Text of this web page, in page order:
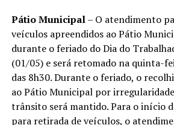
Pátio Municipal– O atendimento
veículos apreendidos ao Pátio
durante o feriado do Dia do
(01/05) e será retomado na quinta-
das 8h30. Durante o feriado, o
ao Pátio Municipal por
trânsito será mantido. Para o início
para retirada de veículos, o